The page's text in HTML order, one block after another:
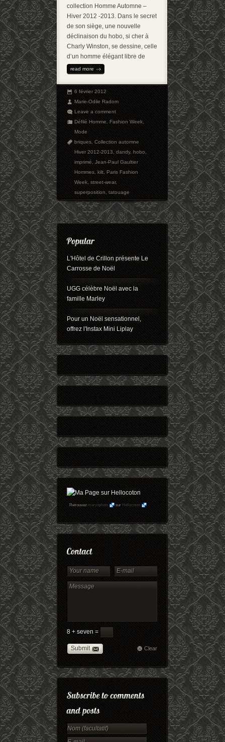
collection Homme Automne –
Hiver 2012 -2013. Dans le secret
de son siège, une nouvelle
déclinaison du hobo, si cher à
Charly Winston, se dessine, celle
d’un homme élégant libre de
read more
6 février 2012
Marie-Odile Radom
Leave a comment
Défilé Homme,Fashion Week,
Mode
briques,Collection automne
Hiver 2012-2013,dandy,hobo,
imprimé,Jean-Paul Gaultier
Hommes,kilt,Paris Fashion
Week,street-wear,
superposition,tatouage
L'Hôtel de Crillon présente Le
Carrosse de Noël
UGG célèbre Noël avec la
famille Marley
Pour un Noël sensationnel,
offrez l'Instax Mini Liplay
Retrouvezmaryophoto surHellocoton
8 + seven =
Submit Clear